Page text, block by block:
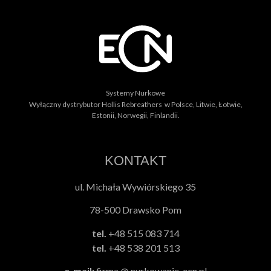
Systemy Nurkowe
Wyłączny dystrybutor Hollis Rebreathers w Polsce, Litwie, Łotwie,
Estonii, Norwegii, Finlandii.
KONTAKT
ul. Michała Wywiórskiego 35
78-500 Drawsko Pom
tel. +48 515 083 714
tel. +48 538 201 513